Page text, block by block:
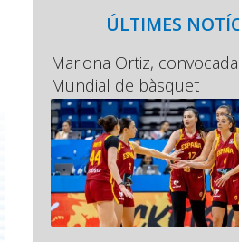
ÚLTIMES
Mariona Ortiz,
Mundial de bàsquet